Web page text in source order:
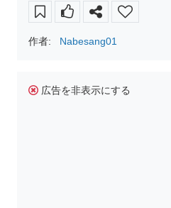
作者: Nabesang01
広告を非表示にする